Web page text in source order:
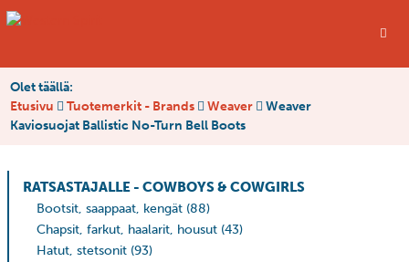
Olet täällä:
Etusivu
Tuotemerkit - Brands Weaver
Weaver
Kaviosuojat Ballistic No-Turn Bell Boots
RATSASTAJALLE - COWBOYS & COWGIRLS
Bootsit, saappaat, kengät (88)
Chapsit, farkut, haalarit, housut (43)
Hatut, stetsonit (93)